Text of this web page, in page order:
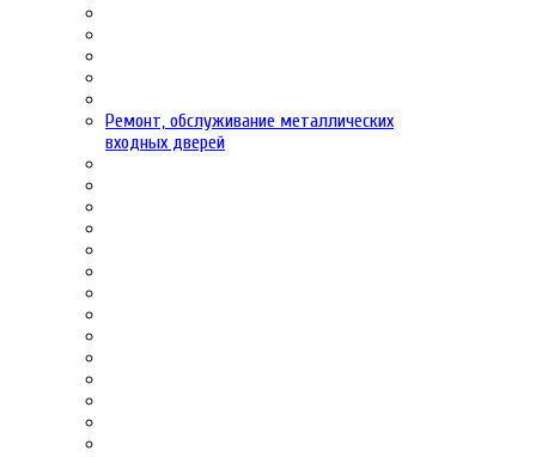
Ремонт, обслуживание металлических
входных дверей